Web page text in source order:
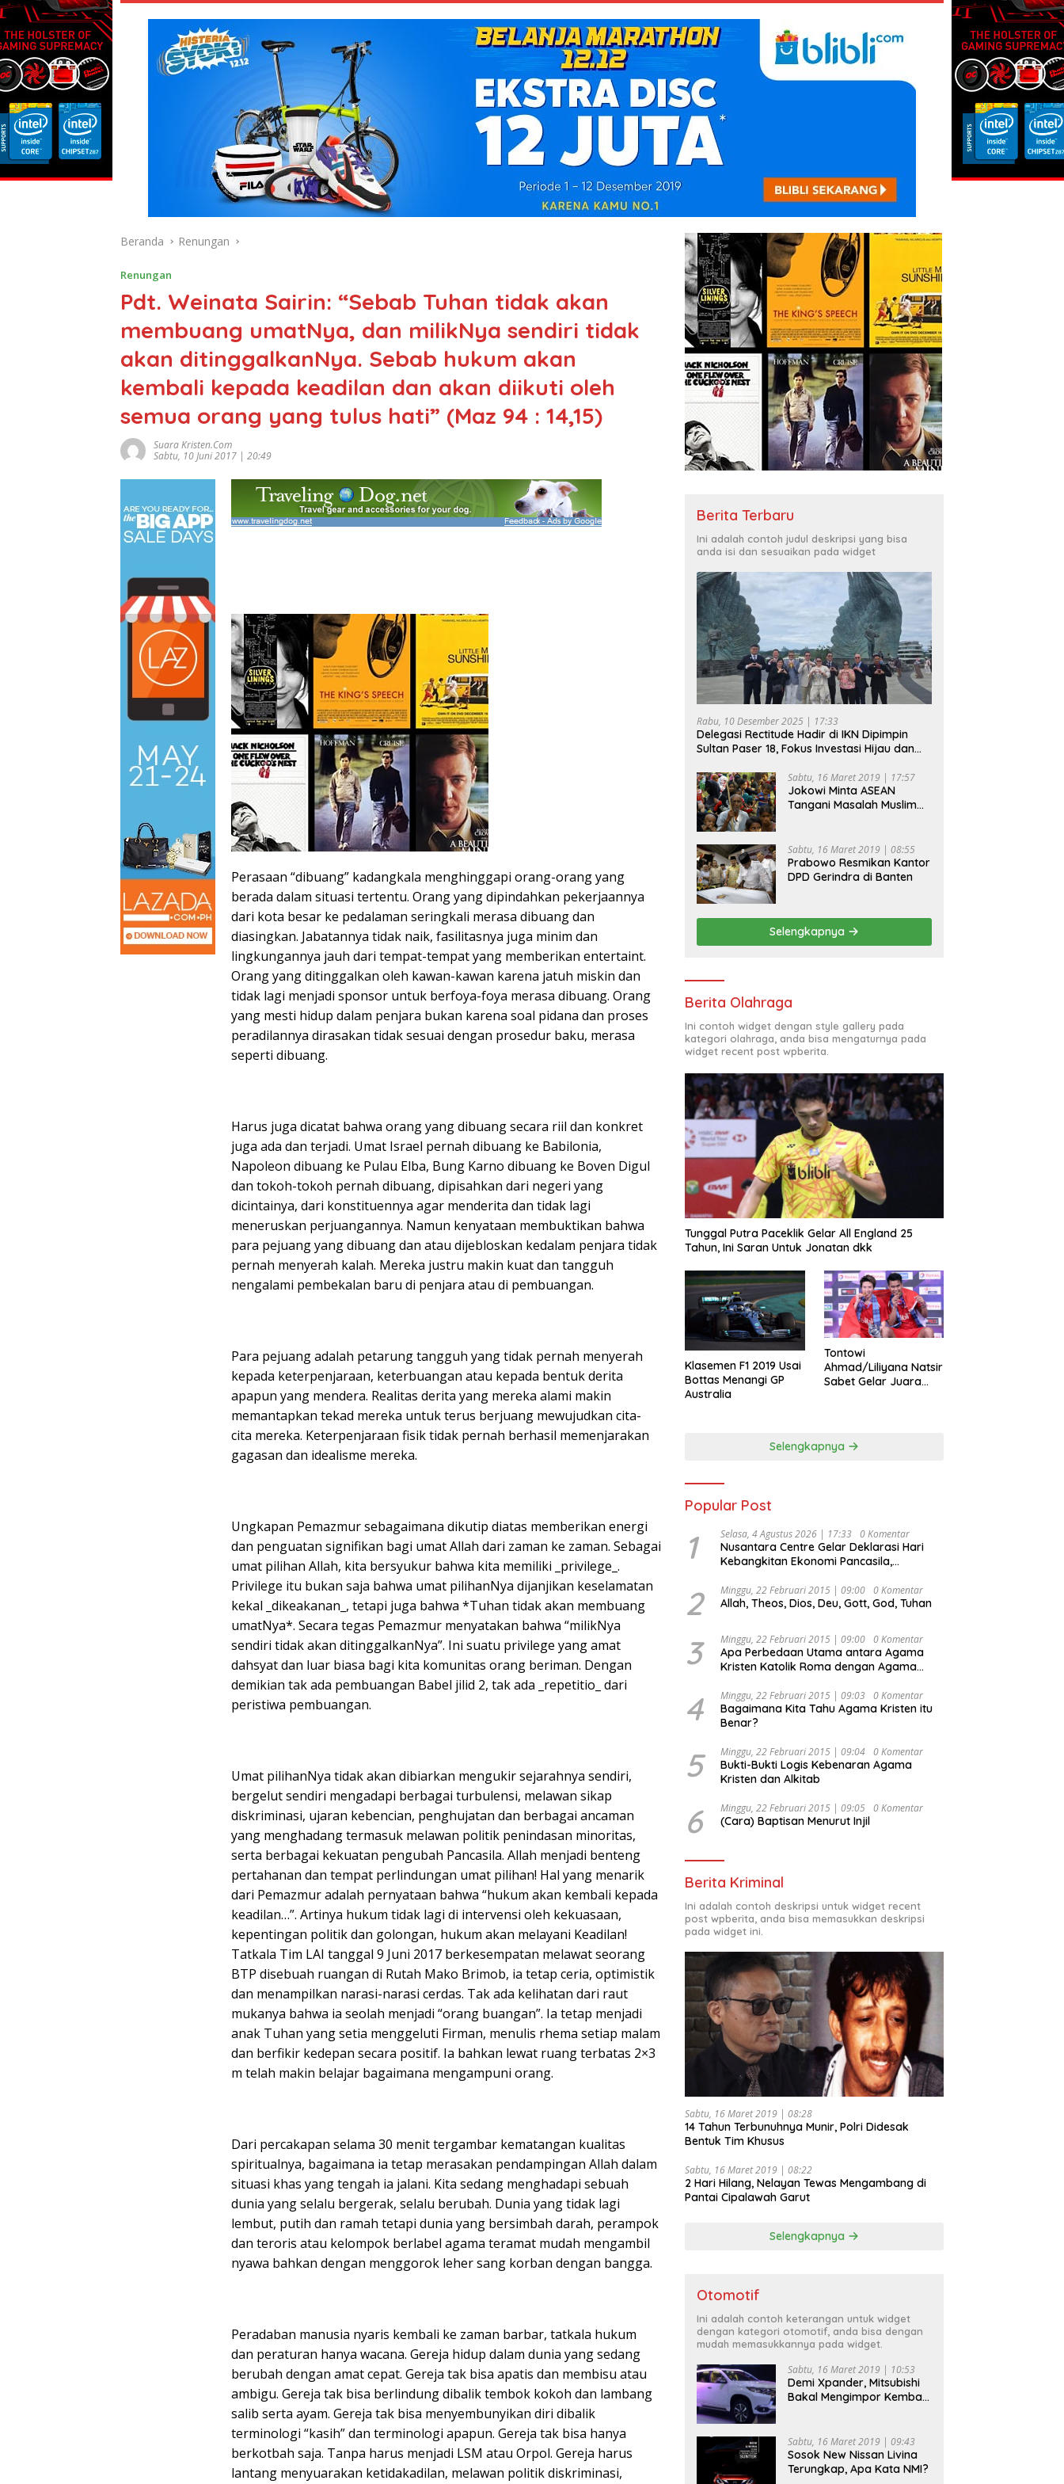
Beranda Renungan
Renungan
Pdt. Weinata Sairin: “Sebab Tuhan tidak akan
membuang umatNya, dan milikNya sendiri tidak
akan ditinggalkanNya. Sebab hukum akan
kembali kepada keadilan dan akan diikuti oleh
semua orang yang tulus hati” (Maz 94 : 14,15)
Suara Kristen.com
Sabtu, 10 Juni 2017 | 20:49
Perasaan “dibuang” kadangkala menghinggapi orang-orang yang
berada dalam situasi tertentu. Orang yang dipindahkan pekerjaannya
dari kota besar ke pedalaman seringkali merasa dibuang dan
diasingkan. Jabatannya tidak naik, fasilitasnya juga minim dan
lingkungannya jauh dari tempat-tempat yang memberikan entertaint.
Orang yang ditinggalkan oleh kawan-kawan karena jatuh miskin dan
tidak lagi menjadi sponsor untuk berfoya-foya merasa dibuang. Orang
yang mesti hidup dalam penjara bukan karena soal pidana dan proses
peradilannya dirasakan tidak sesuai dengan prosedur baku, merasa
seperti dibuang.
Harus juga dicatat bahwa orang yang dibuang secara riil dan konkret
juga ada dan terjadi. Umat Israel pernah dibuang ke Babilonia,
Napoleon dibuang ke Pulau Elba, Bung Karno dibuang ke Boven Digul
dan tokoh-tokoh pernah dibuang, dipisahkan dari negeri yang
dicintainya, dari konstituennya agar menderita dan tidak lagi
meneruskan perjuangannya. Namun kenyataan membuktikan bahwa
para pejuang yang dibuang dan atau dijebloskan kedalam penjara tidak
pernah menyerah kalah. Mereka justru makin kuat dan tangguh
nengalami pembekalan baru di penjara atau di pembuangan.
Para pejuang adalah petarung tangguh yang tidak pernah menyerah
kepada keterpenjaraan, keterbuangan atau kepada bentuk derita
apapun yang mendera. Realitas derita yang mereka alami makin
memantapkan tekad mereka untuk terus berjuang mewujudkan cita-
cita mereka. Keterpenjaraan fisik tidak pernah berhasil memenjarakan
gagasan dan idealisme mereka.
Ungkapan Pemazmur sebagaimana dikutip diatas memberikan energi
dan penguatan signifikan bagi umat Allah dari zaman ke zaman. Sebagai
umat pilihan Allah, kita bersyukur bahwa kita memiliki _privilege_.
Privilege itu bukan saja bahwa umat pilihanNya dijanjikan keselamatan
kekal _dikeakanan_, tetapi juga bahwa *Tuhan tidak akan membuang
umatNya*. Secara tegas Pemazmur menyatakan bahwa “milikNya
sendiri tidak akan ditinggalkanNya”. Ini suatu privilege yang amat
dahsyat dan luar biasa bagi kita komunitas orang beriman. Dengan
demikian tak ada pembuangan Babel jilid 2, tak ada _repetitio_ dari
peristiwa pembuangan.
Umat pilihanNya tidak akan dibiarkan mengukir sejarahnya sendiri,
bergelut sendiri mengadapi berbagai turbulensi, melawan sikap
diskriminasi, ujaran kebencian, penghujatan dan berbagai ancaman
yang menghadang termasuk melawan politik penindasan minoritas,
serta berbagai kekuatan pengubah Pancasila. Allah menjadi benteng
pertahanan dan tempat perlindungan umat pilihan! Hal yang menarik
dari Pemazmur adalah pernyataan bahwa “hukum akan kembali kepada
keadilan…”. Artinya hukum tidak lagi di intervensi oleh kekuasaan,
kepentingan politik dan golongan, hukum akan melayani Keadilan!
Tatkala Tim LAI tanggal 9 Juni 2017 berkesempatan melawat seorang
BTP disebuah ruangan di Rutah Mako Brimob, ia tetap ceria, optimistik
dan menampilkan narasi-narasi cerdas. Tak ada kelihatan dari raut
mukanya bahwa ia seolah menjadi “orang buangan”. Ia tetap menjadi
anak Tuhan yang setia menggeluti Firman, menulis rhema setiap malam
dan berfikir kedepan secara positif. Ia bahkan lewat ruang terbatas 2×3
m telah makin belajar bagaimana mengampuni orang.
Dari percakapan selama 30 menit tergambar kematangan kualitas
spiritualnya, bagaimana ia tetap merasakan pendampingan Allah dalam
situasi khas yang tengah ia jalani. Kita sedang menghadapi sebuah
dunia yang selalu bergerak, selalu berubah. Dunia yang tidak lagi
lembut, putih dan ramah tetapi dunia yang bersimbah darah, perampok
dan teroris atau kelompok berlabel agama teramat mudah mengambil
nyawa bahkan dengan menggorok leher sang korban dengan bangga.
Peradaban manusia nyaris kembali ke zaman barbar, tatkala hukum
dan peraturan hanya wacana. Gereja hidup dalam dunia yang sedang
berubah dengan amat cepat. Gereja tak bisa apatis dan membisu atau
ambigu. Gereja tak bisa berlindung dibalik tembok kokoh dan lambang
salib serta ayam. Gereja tak bisa menyembunyikan diri dibalik
terminologi “kasih” dan terminologi apapun. Gereja tak bisa hanya
berkotbah saja. Tanpa harus menjadi LSM atau Orpol. Gereja harus
lantang menyuarakan ketidakadilan, melawan politik diskriminasi,
Berita Terbaru
Ini adalah contoh judul deskripsi yang bisa
anda isi dan sesuaikan pada widget
Rabu, 10 Desember 2025 | 17:33
Delegasi Rectitude Hadir di IKN Dipimpin
Sultan Paser 18, Fokus Investasi Hijau dan
Sabtu, 16 Maret 2019 | 17:57
Jokowi Minta ASEAN
Tangani Masalah Muslim
Sabtu, 16 Maret 2019 | 08:55
Prabowo Resmikan Kantor
DPD Gerindra di Banten
Selengkapnya
Berita Olahraga
Ini contoh widget dengan style gallery pada
kategori olahraga, anda bisa mengaturnya pada
widget recent post wpberita.
Tunggal Putra Paceklik Gelar All England 25
Tahun, Ini Saran Untuk Jonatan dkk
Klasemen F1 2019 Usai
Bottas Menangi GP
Australia
Tontowi
Ahmad/Liliyana Natsir
Sabet Gelar Juara
Selengkapnya
Popular Post
1 Selasa, 4 Agustus 2026 | 17:33 0 Komentar
Nusantara Centre Gelar Deklarasi Hari
Kebangkitan Ekonomi Pancasila,
Djojohadikusumo Anti Penjajahan
(Pergolakan Ekonomi Politik Indonesia) &
Undang Perekonomian Nasional dan
Kesejahteraan Sosial dalam Menata
Bangsa Menuju Indonesia Emas 2045”,
2 Minggu, 22 Februari 2015 | 09:00 0 Komentar
Allah, Theos, Dios, Deu, Gott, God, Tuhan
3 Minggu, 22 Februari 2015 | 09:00 0 Komentar
Apa Perbedaan Utama antara Agama
Kristen Katolik Roma dengan Agama
4 Minggu, 22 Februari 2015 | 09:03 0 Komentar
Bagaimana Kita Tahu Agama Kristen itu
Benar?
5 Minggu, 22 Februari 2015 | 09:04 0 Komentar
Bukti-Bukti Logis Kebenaran Agama
Kristen dan Alkitab
6 Minggu, 22 Februari 2015 | 09:05 0 Komentar
(Cara) Baptisan Menurut Injil
Berita Kriminal
Ini adalah contoh deskripsi untuk widget recent
post wpberita, anda bisa memasukkan deskripsi
pada widget ini.
Sabtu, 16 Maret 2019 | 08:28
14 Tahun Terbunuhnya Munir, Polri Didesak
Bentuk Tim Khusus
Sabtu, 16 Maret 2019 | 08:22
2 Hari Hilang, Nelayan Tewas Mengambang di
Pantai Cipalawah Garut
Selengkapnya
Otomotif
Ini adalah contoh keterangan untuk widget
dengan kategori otomotif, anda bisa dengan
mudah memasukkannya pada widget.
Sabtu, 16 Maret 2019 | 10:53
Demi Xpander, Mitsubishi
Bakal Mengimpor Kembali
Sabtu, 16 Maret 2019 | 09:43
Sosok New Nissan Livina
Terungkap, Apa Kata NMI?